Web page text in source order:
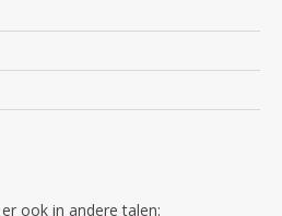
ook in andere talen: